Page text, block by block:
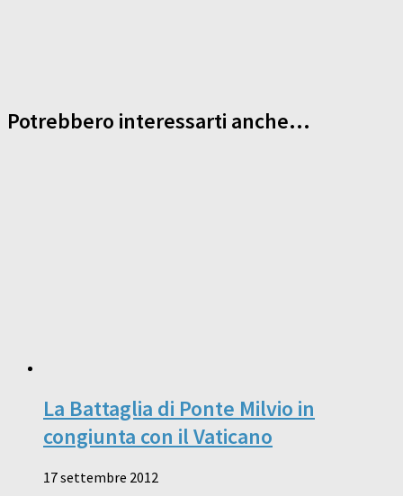
Potrebbero interessarti anche...
La Battaglia di Ponte Milvio in
congiunta con il Vaticano
17 settembre 2012